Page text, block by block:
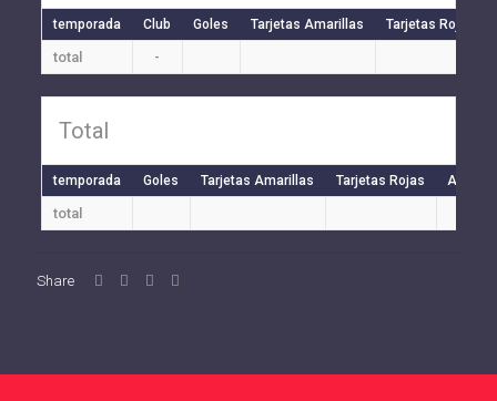
temporada Club Goles Tarjetas Amarillas Tarjetas Rojas
total -
Total
temporada Goles Tarjetas Amarillas Tarjetas Rojas Auto
total
Share